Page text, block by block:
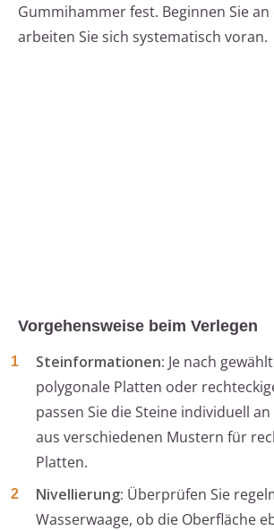
Gummihammer fest. Beginnen Sie
arbeiten Sie sich systematisch voran.
Vorgehensweise beim Verlegen
Steinformationen: Je nach
polygonale Platten oder
passen Sie die Steine individuell
aus verschiedenen Mustern für
Platten.
Nivellierung: Überprüfen Sie
Wasserwaage, ob die Oberfläche